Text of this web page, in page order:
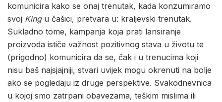
komunicira kako se onaj trenutak, kada konzumiramo
svoj Kingu čašici, pretvara u: kraljevski trenutak.
Sukladno tome, kampanja koja prati lansiranje
proizvoda ističe važnost pozitivnog stava u životu te
(prigodno) komunicira da se, čak i u trenucima koji
nisu baš najsjajniji, stvari uvijek mogu okrenuti na bolje
ako se pogledaju iz druge perspektive. Svakodnevnica
u kojoj smo zatrpani obavezama, teškim mislima ili